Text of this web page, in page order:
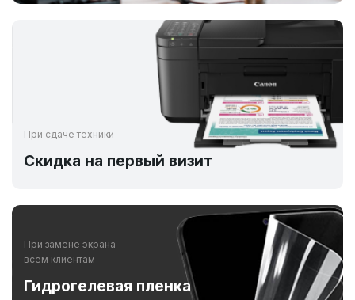
При сдаче техники
Скидка на первый визит
При замене экрана
всем клиентам
Гидрогелевая пленка